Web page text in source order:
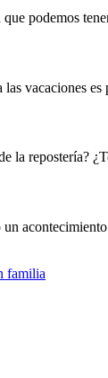
podemos
vacaciones
la
familia